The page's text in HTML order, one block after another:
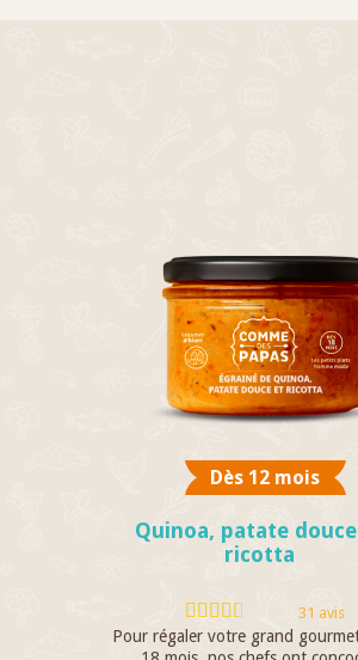
Dès 12 mois
Quinoa, patate
ricotta
31 avis
Pour régaler votre grand